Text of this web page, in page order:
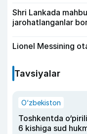
Shri Lankada
jarohatlanganlar
Lionel Messining
Tavsiyalar
O‘zbekiston
Toshkentda
6 kishiga sud